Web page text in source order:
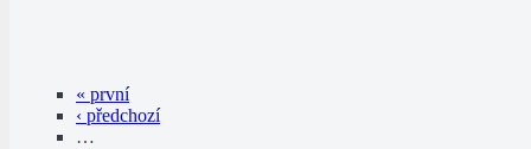
« první
‹ předchozí
…